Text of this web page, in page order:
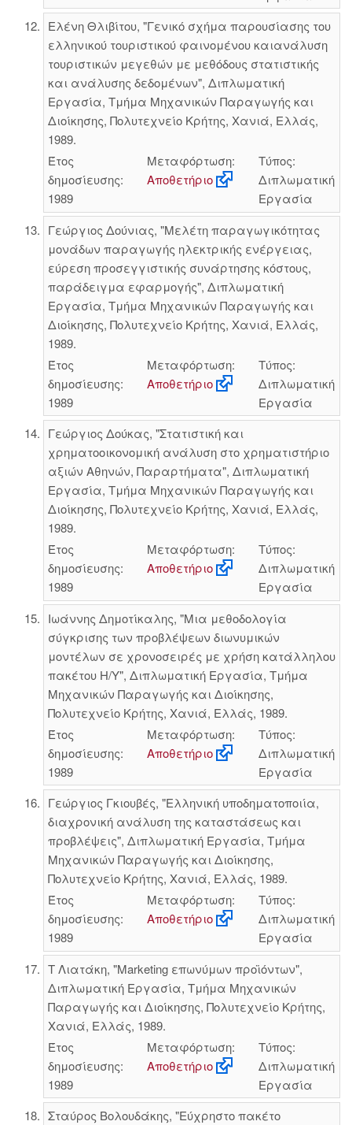
Ελένη Θλιβίτου, "Γενικό σχήμα παρουσίασης του
ελληνικού τουριστικού φαινομένου καιανάλυση
τουριστικών μεγεθών με μεθόδους στατιστικής
και ανάλυσης δεδομένων", Διπλωματική
Εργασία, Τμήμα Μηχανικών Παραγωγής και
Διοίκησης, Πολυτεχνείο Κρήτης, Χανιά, Ελλάς,
1989.
Έτος
δημοσίευσης:
1989
Μεταφόρτωση:
Αποθετήριο
Τύπος:
Διπλωματική
Εργασία
Γεώργιος Δούνιας, "Μελέτη παραγωγικότητας
μονάδων παραγωγής ηλεκτρικής ενέργειας,
εύρεση προσεγγιστικής συνάρτησης κόστους,
παράδειγμα εφαρμογής", Διπλωματική
Εργασία, Τμήμα Μηχανικών Παραγωγής και
Διοίκησης, Πολυτεχνείο Κρήτης, Χανιά, Ελλάς,
1989.
Έτος
δημοσίευσης:
1989
Μεταφόρτωση:
Αποθετήριο
Τύπος:
Διπλωματική
Εργασία
Γεώργιος Δούκας, "Στατιστική και
χρηματοοικονομική ανάλυση στο χρηματιστήριο
αξιών Αθηνών, Παραρτήματα", Διπλωματική
Εργασία, Τμήμα Μηχανικών Παραγωγής και
Διοίκησης, Πολυτεχνείο Κρήτης, Χανιά, Ελλάς,
1989.
Έτος
δημοσίευσης:
1989
Μεταφόρτωση:
Αποθετήριο
Τύπος:
Διπλωματική
Εργασία
Ιωάννης Δημοτίκαλης, "Μια μεθοδολογία
σύγκρισης των προβλέψεων διωνυμικών
μοντέλων σε χρονοσειρές με χρήση κατάλληλου
πακέτου Η/Υ", Διπλωματική Εργασία, Τμήμα
Μηχανικών Παραγωγής και Διοίκησης,
Πολυτεχνείο Κρήτης, Χανιά, Ελλάς, 1989.
Έτος
δημοσίευσης:
1989
Μεταφόρτωση:
Αποθετήριο
Τύπος:
Διπλωματική
Εργασία
Γεώργιος Γκιουβές, "Ελληνική υποδηματοποιία,
διαχρονική ανάλυση της καταστάσεως και
προβλέψεις", Διπλωματική Εργασία, Τμήμα
Μηχανικών Παραγωγής και Διοίκησης,
Πολυτεχνείο Κρήτης, Χανιά, Ελλάς, 1989.
Έτος
δημοσίευσης:
1989
Μεταφόρτωση:
Αποθετήριο
Τύπος:
Διπλωματική
Εργασία
Τ Λιατάκη, "Marketing επωνύμων προϊόντων",
Διπλωματική Εργασία, Τμήμα Μηχανικών
Παραγωγής και Διοίκησης, Πολυτεχνείο Κρήτης,
Χανιά, Ελλάς, 1989.
Έτος
δημοσίευσης:
1989
Μεταφόρτωση:
Αποθετήριο
Τύπος:
Διπλωματική
Εργασία
Σταύρος Βολουδάκης, "Εύχρηστο πακέτο